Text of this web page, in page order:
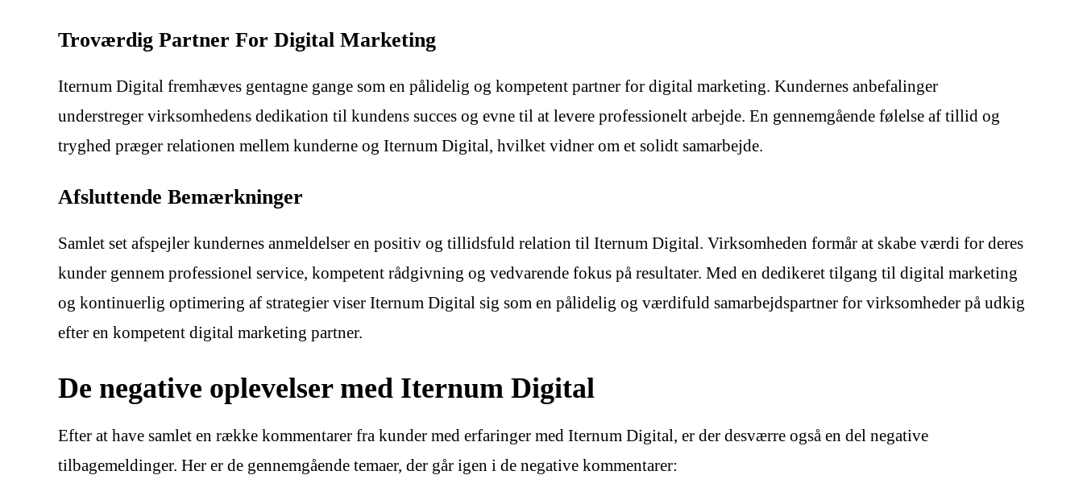
Troværdig Partner For Digital Marketing
Iternum Digital fremhæves gentagne gange som en pålidelig og kompetent partner for digital marketing. Kundernes anbefalinger
understreger virksomhedens dedikation til kundens succes og evne til at levere professionelt arbejde. En gennemgående følelse af tillid og
tryghed præger relationen mellem kunderne og Iternum Digital, hvilket vidner om et solidt samarbejde.
Afsluttende Bemærkninger
Samlet set afspejler kundernes anmeldelser en positiv og tillidsfuld relation til Iternum Digital. Virksomheden formår at skabe værdi for deres
kunder gennem professionel service, kompetent rådgivning og vedvarende fokus på resultater. Med en dedikeret tilgang til digital marketing
og kontinuerlig optimering af strategier viser Iternum Digital sig som en pålidelig og værdifuld samarbejdspartner for virksomheder på udkig
efter en kompetent digital marketing partner.
De negative oplevelser med Iternum Digital
Efter at have samlet en række kommentarer fra kunder med erfaringer med Iternum Digital, er der desværre også en del negative
tilbagemeldinger. Her er de gennemgående temaer, der går igen i de negative kommentarer: